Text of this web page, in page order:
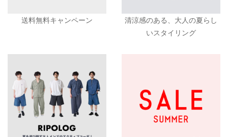
送料無料キャンペーン
清涼感のある、大人の夏らし
いスタイリング